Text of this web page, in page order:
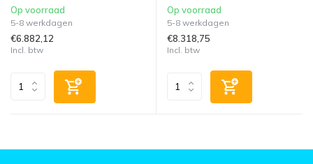
Op voorraad
5-8 werkdagen
€6.882,12
Incl. btw
Op voorraad
5-8 werkdagen
€8.318,75
Incl. btw